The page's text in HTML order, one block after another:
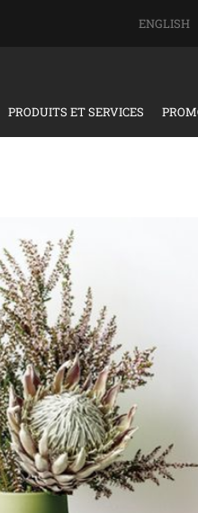
ENGLISH
PRODUITS ET SERVICES